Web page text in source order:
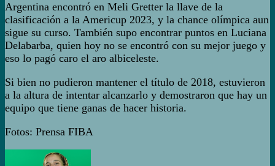
Argentina encontró en Meli Gretter la llave de la
clasificación a la Americup 2023, y la chance olímpica aun
sigue su curso. También supo encontrar puntos en Luciana
Delabarba, quien hoy no se encontró con su mejor juego y
eso lo pagó caro el aro albiceleste.
Si bien no pudieron mantener el título de 2018, estuvieron
a la altura de intentar alcanzarlo y demostraron que hay un
equipo que tiene ganas de hacer historia.
Fotos: Prensa FIBA